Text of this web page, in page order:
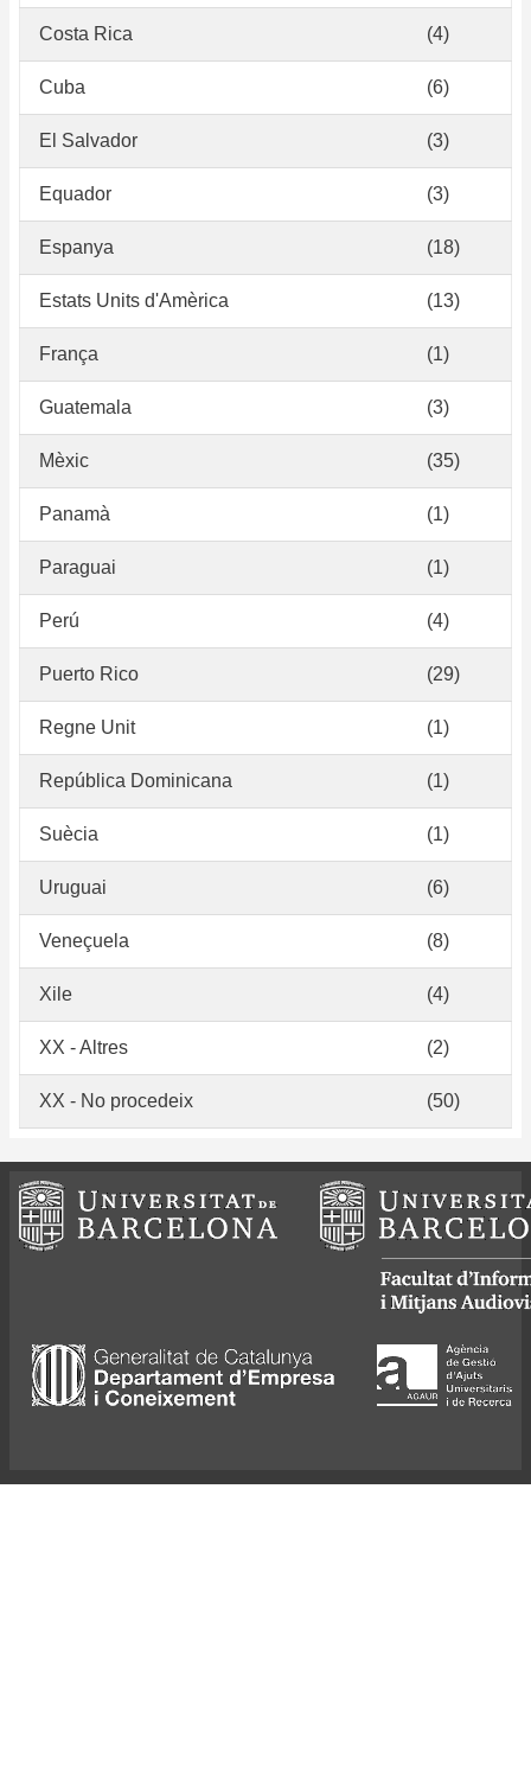
Costa Rica (4)
Cuba (6)
El Salvador (3)
Equador (3)
Espanya (18)
Estats Units d'Amèrica (13)
França (1)
Guatemala (3)
Mèxic (35)
Panamà (1)
Paraguai (1)
Perú (4)
Puerto Rico (29)
Regne Unit (1)
República Dominicana (1)
Suècia (1)
Uruguai (6)
Veneçuela (8)
Xile (4)
XX - Altres (2)
XX - No procedeix (50)